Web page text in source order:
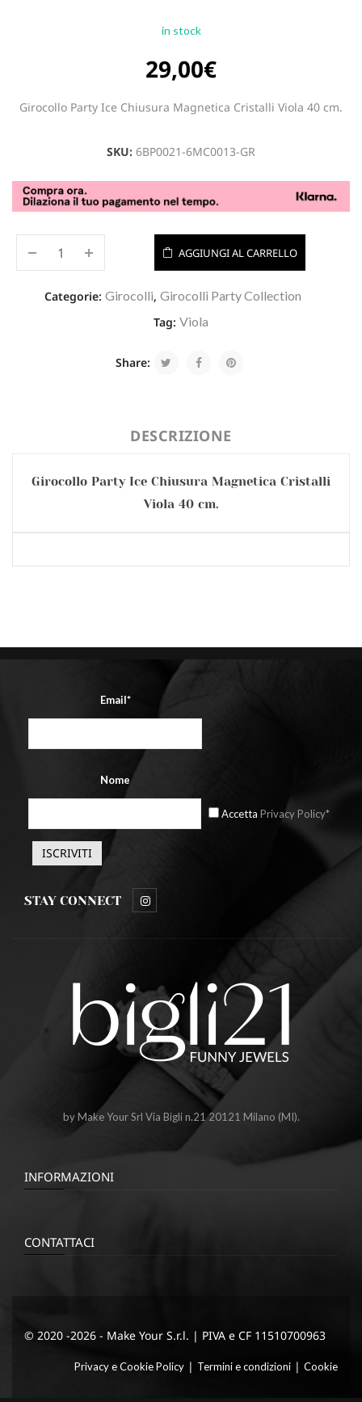
in stock
29,00€
Girocollo Party Ice Chiusura Magnetica Cristalli Viola 40 cm.
SKU: 6BP0021-6MC0013-GR
AGGIUNGI AL CARRELLO
Categorie: Girocolli, Girocolli Party Collection
Tag: Viola
Share:
DESCRIZIONE
Girocollo Party Ice Chiusura Magnetica Cristalli
Viola 40 cm.
Email*
Nome
Accetta Privacy Policy*
STAY CONNECT
by Make Your Srl Via Bigli n.21 20121 Milano (MI).
INFORMAZIONI
CONTATTACI
© 2020 -2026 - Make Your S.r.l. | PIVA e CF 11510700963
Privacy e Cookie Policy | Termini e condizioni | Cookie